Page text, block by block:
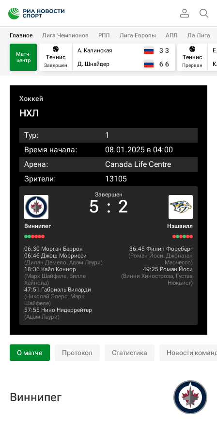
Главное Лига Чемпионов РПЛ Лига Европы АПЛ Ла Лига
Матч-
центр
Теннис
Завершен
А. Калинская
Д. Шнайдер
3 3
6 6
Теннис
Прерван
Хоккей
НХЛ
Тур:
1
Время начала:
08.01.2025 в 04:00
Арена:
Canada Life Centre
Зрители:
13105
Виннипег
Завершен
5 : 2
Нэшвилл
06:30 Морган Баррон
06:46 Джош Моррисси
(Дилан Демело, Адам Лаури)
18:36 Кайл Коннор
(Марк Шайфеле, Вилле
Хейнола)
47:51 Габриэль Виларди
(Николай Элерс, Марк
Шайфеле)
57:55 Нино Нидеррейтер
(Адам Лаури)
36:45 Филип Форсберг
(Роман Йоси, Джонатан
Марчессо)
49:25 Роман Йоси
(Винни Хиностроза, Густав
Нюквист)
О матче Протокол Статистика Новости
Виннипег